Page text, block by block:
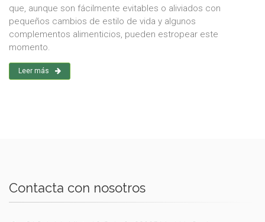
que, aunque son fácilmente evitables o aliviados con
pequeños cambios de estilo de vida y algunos
complementos alimenticios, pueden estropear este
momento.
Leer más
Contacta con nosotros